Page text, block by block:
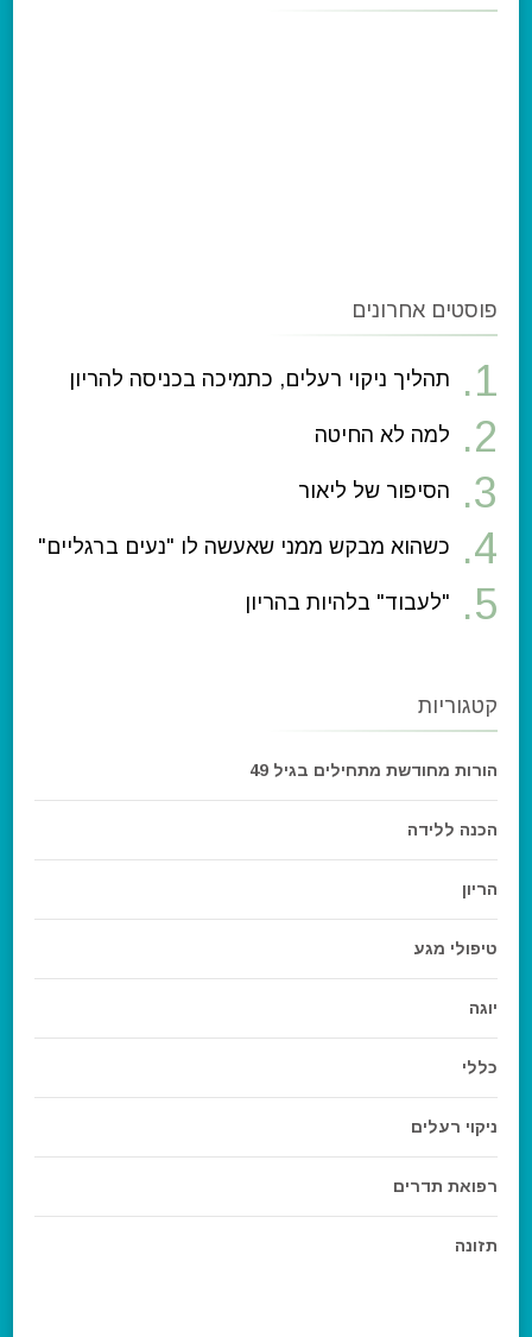
פוסטים אחרונים
תהליך ניקוי רעלים, כתמיכה בכניסה להריון
למה לא החיטה
הסיפור של ליאור
כשהוא מבקש ממני שאעשה לו "נעים ברגליים"
"לעבוד" בלהיות בהריון
קטגוריות
הורות מחודשת מתחילים בגיל 49
הכנה ללידה
הריון
טיפולי מגע
יוגה
כללי
ניקוי רעלים
רפואת תדרים
תזונה